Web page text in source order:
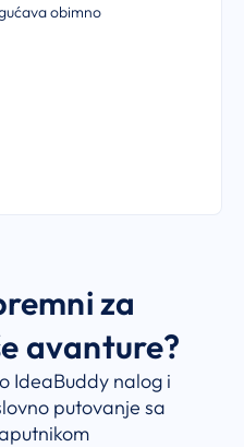
obimno
za
avanture?
IdeaBuddy nalog i
putovanje sa